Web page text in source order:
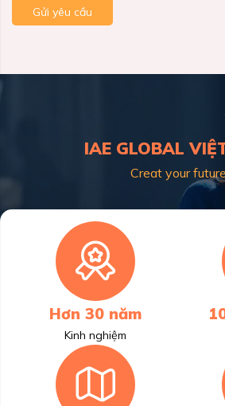
Gửi yêu cầu
IAE GLOBAL
Creat your future
Hơn 30 năm
Kinh nghiệm